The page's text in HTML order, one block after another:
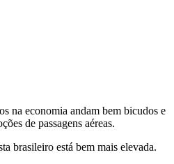
na economia andam bem bicudos e
de passagens aéreas.
brasileiro está bem mais elevada.